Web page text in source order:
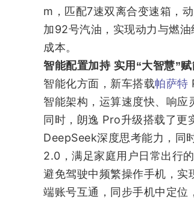
m，匹配7速双离合变速箱，
加92号汽油，实现动力与燃
成本。
智能配置加持 实用“大智慧”
智能化方面，新车搭载帕萨特
智能架构，运算速度快、响应
同时，朗逸 Pro升级搭载了更
DeepSeek深度思考能力，同
2.0，满足家庭用户日常出行
避免驾驶中频繁操作手机，
端账号互通，同步手机中定位